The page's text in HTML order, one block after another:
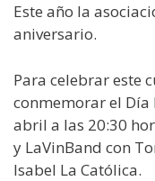
Este año la
aniversario.
Para celebrar este
conmemorar el Día
abril a las 20:30
y LaVinBand con
Isabel La Católica.